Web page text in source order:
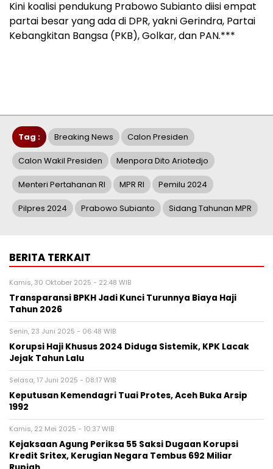
Kini koalisi pendukung Prabowo Subianto diisi empat
partai besar yang ada di DPR, yakni Gerindra, Partai
Kebangkitan Bangsa (PKB), Golkar, dan PAN.***
Tag : Breaking News Calon Presiden
Calon Wakil Presiden Menpora Dito Ariotedjo
Menteri Pertahanan RI MPR RI Pemilu 2024
Pilpres 2024 Prabowo Subianto Sidang Tahunan MPR
BERITA TERKAIT
Kamis, 30 Oktober 2025 - 22:48 WIB
Transparansi BPKH Jadi Kunci Turunnya Biaya Haji
Tahun 2026
Senin, 23 Juni 2025 - 06:48 WIB
Korupsi Haji Khusus 2024 Diduga Sistemik, KPK Lacak
Jejak Tahun Lalu
Selasa, 17 Juni 2025 - 08:17 WIB
Keputusan Kemendagri Tuai Protes, Aceh Buka Arsip
1992
Kamis, 22 Mei 2025 - 10:37 WIB
Kejaksaan Agung Periksa 55 Saksi Dugaan Korupsi
Kredit Sritex, Kerugian Negara Tembus 692 Miliar